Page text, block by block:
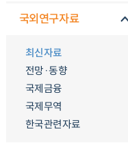
국외연구자료
최신자료
전망·동향
국제금융
국제무역
한국관련자료